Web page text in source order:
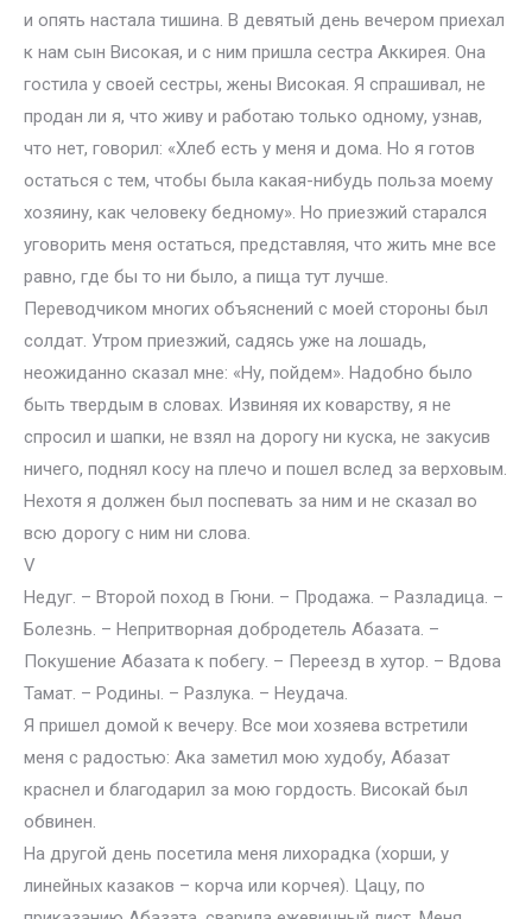
и опять настала тишина. В девятый день вечером приехал
к нам сын Високая, и с ним пришла сестра Аккирея. Она
гостила у своей сестры, жены Високая. Я спрашивал, не
продан ли я, что живу и работаю только одному, узнав,
что нет, говорил: «Хлеб есть у меня и дома. Но я готов
остаться с тем, чтобы была какая-нибудь польза моему
хозяину, как человеку бедному». Но приезжий старался
уговорить меня остаться, представляя, что жить мне все
равно, где бы то ни было, а пища тут лучше.
Переводчиком многих объяснений с моей стороны был
солдат. Утром приезжий, садясь уже на лошадь,
неожиданно сказал мне: «Ну, пойдем». Надобно было
быть твердым в словах. Извиняя их коварству, я не
спросил и шапки, не взял на дорогу ни куска, не закусив
ничего, поднял косу на плечо и пошел вслед за верховым.
Нехотя я должен был поспевать за ним и не сказал во
всю дорогу с ним ни слова.
V
Недуг. – Второй поход в Гюни. – Продажа. – Разладица. –
Болезнь. – Непритворная добродетель Абазата. –
Покушение Абазата к побегу. – Переезд в хутор. – Вдова
Тамат. – Родины. – Разлука. – Неудача.
Я пришел домой к вечеру. Все мои хозяева встретили
меня с радостью: Ака заметил мою худобу, Абазат
краснел и благодарил за мою гордость. Високай был
обвинен.
На другой день посетила меня лихорадка (хорши, у
линейных казаков – корча или корчея). Цацу, по